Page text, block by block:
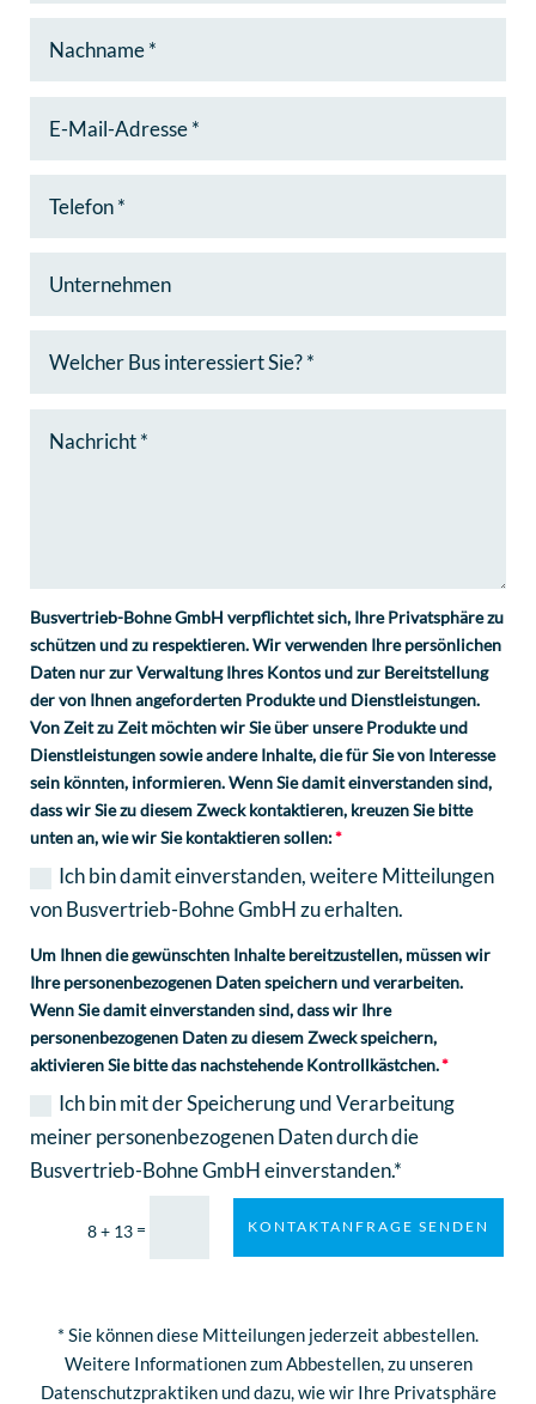
Busvertrieb-Bohne GmbH verpflichtet sich, Ihre Privatsphäre zu
schützen und zu respektieren. Wir verwenden Ihre persönlichen
Daten nur zur Verwaltung Ihres Kontos und zur Bereitstellung
der von Ihnen angeforderten Produkte und Dienstleistungen.
Von Zeit zu Zeit möchten wir Sie über unsere Produkte und
Dienstleistungen sowie andere Inhalte, die für Sie von Interesse
sein könnten, informieren. Wenn Sie damit einverstanden sind,
dass wir Sie zu diesem Zweck kontaktieren, kreuzen Sie bitte
unten an, wie wir Sie kontaktieren sollen:
Ich bin damit einverstanden, weitere Mitteilungen
von Busvertrieb-Bohne GmbH zu erhalten.
Um Ihnen die gewünschten Inhalte bereitzustellen, müssen wir
Ihre personenbezogenen Daten speichern und verarbeiten.
Wenn Sie damit einverstanden sind, dass wir Ihre
personenbezogenen Daten zu diesem Zweck speichern,
aktivieren Sie bitte das nachstehende Kontrollkästchen.
Ich bin mit der Speicherung und Verarbeitung
meiner personenbezogenen Daten durch die
Busvertrieb-Bohne GmbH einverstanden.*
8 + 13 = KONTAKTANFRAGE SENDEN
* Sie können diese Mitteilungen jederzeit abbestellen.
Weitere Informationen zum Abbestellen, zu unseren
Datenschutzpraktiken und dazu, wie wir Ihre Privatsphäre